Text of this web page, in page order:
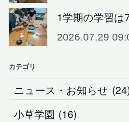
1学期の学習
2026.07.29
カテゴリ
ニュース・お知らせ (24
小草学園 (16)